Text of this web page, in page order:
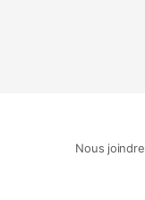
Nous joindre